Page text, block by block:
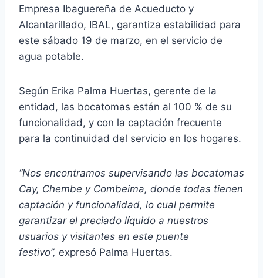
Empresa Ibaguereña de Acueducto y
Alcantarillado, IBAL, garantiza estabilidad para
este sábado 19 de marzo, en el servicio de
agua potable.
Según Erika Palma Huertas, gerente de la
entidad, las bocatomas están al 100 % de su
funcionalidad, y con la captación frecuente
para la continuidad del servicio en los hogares.
“Nos encontramos supervisando las bocatomas
Cay, Chembe y Combeima, donde todas tienen
captación y funcionalidad, lo cual permite
garantizar el preciado líquido a nuestros
usuarios y visitantes en este puente
festivo”, expresó Palma Huertas.